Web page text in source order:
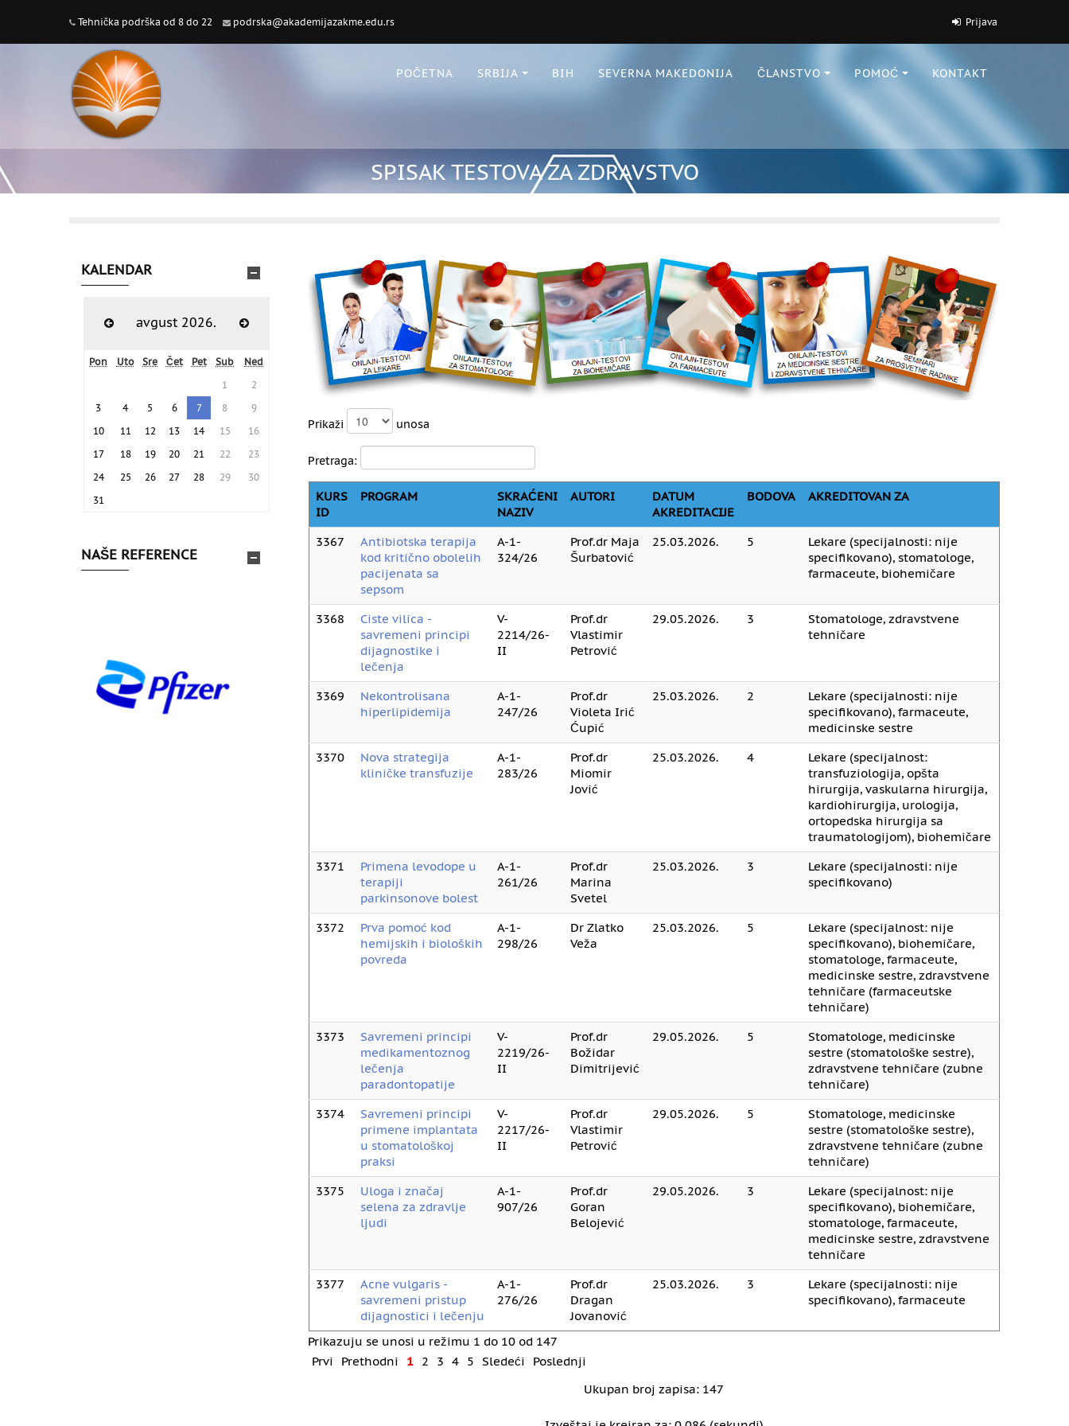
Tehnička podrška od 8 do 22 podrska@akademijazakme.edu.rs Prijava
POČETNA SRBIJA BIH SEVERNA MAKEDONIJA ČLANSTVO POMOĆ KONTAKT
SPISAK TESTOVA ZA ZDRAVSTVO
Prikaži unosa
Pretraga:
KURS
ID
PROGRAM
SKRAĆENI
NAZIV
AUTORI
DATUM
AKREDITACIJE
BODOVA AKREDITOVAN ZA
3367
Antibiotska terapija
kod kritično obolelih
pacijenata sa
sepsom
A-1-
324/26
Prof.dr Maja
Šurbatović
25.03.2026. 5
Lekare (specijalnosti: nije
specifikovano), stomatologe,
farmaceute, biohemičare
3368
Ciste vilica -
savremeni principi
dijagnostike i
lečenja
V-
2214/26-
II
Prof.dr
Vlastimir
Petrović
29.05.2026. 3
Stomatologe, zdravstvene
tehničare
3369
Nekontrolisana
hiperlipidemija
A-1-
247/26
Prof.dr
Violeta Irić
Ćupić
25.03.2026. 2
Lekare (specijalnosti: nije
specifikovano), farmaceute,
medicinske sestre
3370
Nova strategija
kliničke transfuzije
A-1-
283/26
Prof.dr
Miomir
Jović
25.03.2026. 4
Lekare (specijalnost:
transfuziologija, opšta
hirurgija, vaskularna hirurgija,
kardiohirurgija, urologija,
ortopedska hirurgija sa
traumatologijom), biohemičare
3371
Primena levodope u
terapiji
parkinsonove bolest
A-1-
261/26
Prof.dr
Marina
Svetel
25.03.2026. 3
Lekare (specijalnosti: nije
specifikovano)
3372
Prva pomoć kod
hemijskih i bioloških
povreda
A-1-
298/26
Dr Zlatko
Veža
25.03.2026. 5
Lekare (specijalnost: nije
specifikovano), biohemičare,
stomatologe, farmaceute,
medicinske sestre, zdravstvene
tehničare (farmaceutske
tehničare)
3373
Savremeni principi
medikamentoznog
lečenja
paradontopatije
V-
2219/26-
II
Prof.dr
Božidar
Dimitrijević
29.05.2026. 5
Stomatologe, medicinske
sestre (stomatološke sestre),
zdravstvene tehničare (zubne
tehničare)
3374
Savremeni principi
primene implantata
u stomatološkoj
praksi
V-
2217/26-
II
Prof.dr
Vlastimir
Petrović
29.05.2026. 5
Stomatologe, medicinske
sestre (stomatološke sestre),
zdravstvene tehničare (zubne
tehničare)
3375
Uloga i značaj
selena za zdravlje
ljudi
A-1-
907/26
Prof.dr
Goran
Belojević
29.05.2026. 3
Lekare (specijalnost: nije
specifikovano), biohemičare,
stomatologe, farmaceute,
medicinske sestre, zdravstvene
tehničare
3377
Acne vulgaris -
savremeni pristup
dijagnostici i lečenju
A-1-
276/26
Prof.dr
Dragan
Jovanović
25.03.2026. 3
Lekare (specijalnosti: nije
specifikovano), farmaceute
Prikazuju se unosi u režimu 1 do 10 od 147
Prvi
Prethodni 1 2 3 4 5 Sledeći
Poslednji
Ukupan broj zapisa: 147
KALENDAR
avgust 2026.
Pon Uto Sre Čet Pet Sub
Ned
1
2
3
4 5 6 7 8
9
10
11 12 13 14 15
16
17
18 19 20 21 22
23
24
25 26 27 28 29
30
31
NAŠE REFERENCE